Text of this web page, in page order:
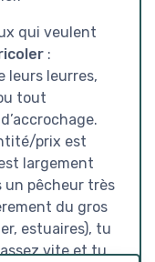
qui veulent
:
leurs leurres,
tout
prix est
largement
un pêcheur très
du gros
estuaires), tu
vite et tu